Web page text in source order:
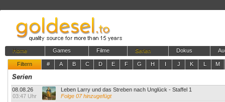
Home Games Filme Serien Dokus
Filtern # A B C D E F G H I J K L M
Serien
08.08.26
03:47 Uhr
Leben Larry und das Streben nach Unglück - Staffel 1
Folge 07 hinzugefügt